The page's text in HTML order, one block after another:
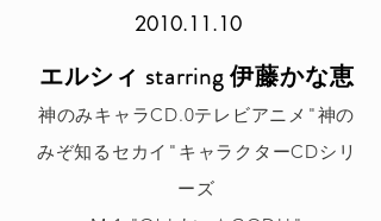
2010.11.10
エルシィ starring 伊藤かな恵
神のみキャラCD.0テレビアニメ"神の
みぞ知るセカイ"キャラクターCDシリ
ーズ